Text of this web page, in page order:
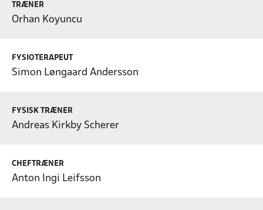
TRÆNER
Orhan Koyuncu
FYSIOTERAPEUT
Simon Løngaard Andersson
FYSISK TRÆNER
Andreas Kirkby Scherer
CHEFTRÆNER
Anton Ingi Leifsson